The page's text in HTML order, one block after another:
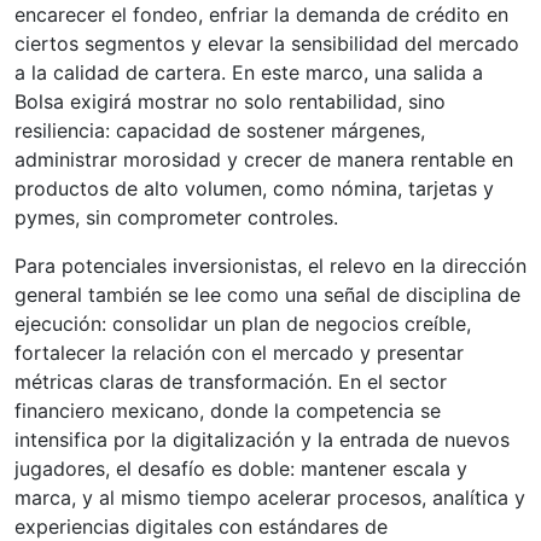
encarecer el fondeo, enfriar la demanda de crédito en
ciertos segmentos y elevar la sensibilidad del mercado
a la calidad de cartera. En este marco, una salida a
Bolsa exigirá mostrar no solo rentabilidad, sino
resiliencia: capacidad de sostener márgenes,
administrar morosidad y crecer de manera rentable en
productos de alto volumen, como nómina, tarjetas y
pymes, sin comprometer controles.
Para potenciales inversionistas, el relevo en la dirección
general también se lee como una señal de disciplina de
ejecución: consolidar un plan de negocios creíble,
fortalecer la relación con el mercado y presentar
métricas claras de transformación. En el sector
financiero mexicano, donde la competencia se
intensifica por la digitalización y la entrada de nuevos
jugadores, el desafío es doble: mantener escala y
marca, y al mismo tiempo acelerar procesos, analítica y
experiencias digitales con estándares de